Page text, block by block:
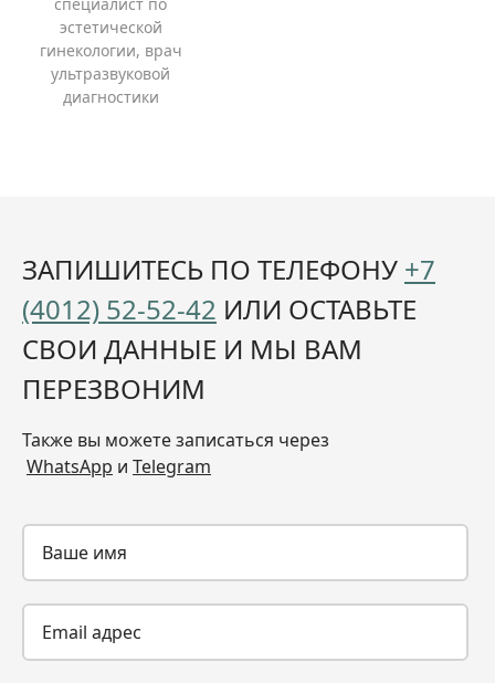
эстетической
гинекологии, врач
ультразвуковой
диагностики
ЗАПИШИТЕСЬ ПО ТЕЛЕФОНУ +7
(4012) 52-52-42 ИЛИ ОСТАВЬТЕ
СВОИ ДАННЫЕ И МЫ ВАМ
ПЕРЕЗВОНИМ
Также вы можете записаться через
WhatsApp и Telegram